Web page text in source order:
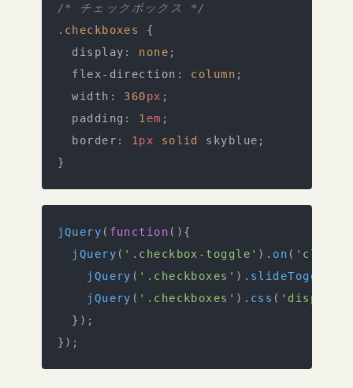
/* チェックボックス */
.checkboxes
{
  display:
none ;
  flex-direction:
column ;
  width:
360px ;
  padding:
1 em ;
  border:
1 px solid
skyblue;
}
jQuery ( function (){
  jQuery
( '.checkbox-toggle' ). on ( 'click'
    jQuery
( '.checkboxes' ). slideToggle
    jQuery
( '.checkboxes' ). css ( 'display'
  });
});